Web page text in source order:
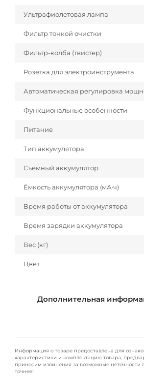
Ультрафиолетовая лампа
Фильтр тонкой очистки
Фильтр-колба (твистер)
Розетка для электроинструмента
Автоматическая регулировка
Функциональные особенности
Питание
Тип аккумулятора
Съемный аккумулятор
Ёмкость аккумулятора (мА·ч)
Время работы от аккумулятора
Время зарядки аккумулятора
Вес (кг)
Цвет
Дополнительная
Информация о товаре предоставлена для
характеристики и комплектацию товара,
приносим извинения за возможные неточности
точнее!